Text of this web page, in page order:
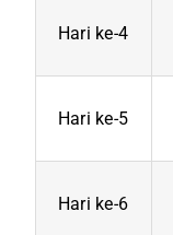
Hari ke-4
Hari ke-5
Hari ke-6